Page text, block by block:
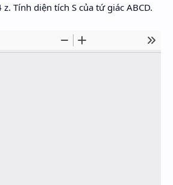
Tính diện tích S của tứ giác ABCD.